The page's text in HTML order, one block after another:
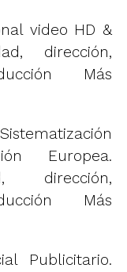
video HD &
dirección,
Más
Europea.
dirección,
Más
Publicitario.